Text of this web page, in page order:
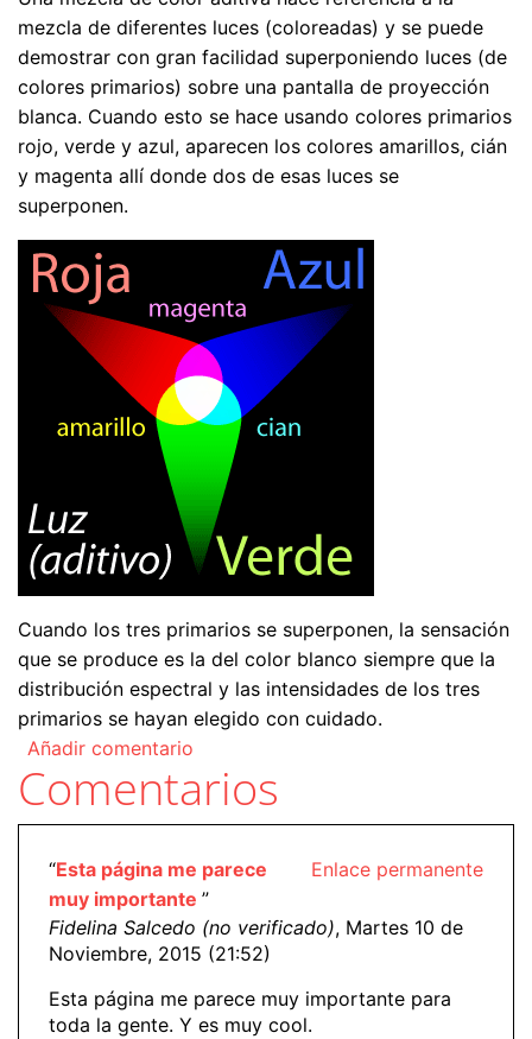
mezcla de diferentes luces (coloreadas) y se puede
demostrar con gran facilidad superponiendo luces (de
colores primarios) sobre una pantalla de proyección
blanca. Cuando esto se hace usando colores primarios
rojo, verde y azul, aparecen los colores amarillos, cián
y magenta allí donde dos de esas luces se
superponen.
Cuando los tres primarios se superponen, la sensación
que se produce es la del color blanco siempre que la
distribución espectral y las intensidades de los tres
primarios se hayan elegido con cuidado.
Añadir comentario
Comentarios
Enlace permanente
“Esta página me parece
muy importante ”
Fidelina Salcedo (no verificado), Martes 10 de
Noviembre, 2015 (21:52)
Esta página me parece muy importante para
toda la gente. Y es muy cool.